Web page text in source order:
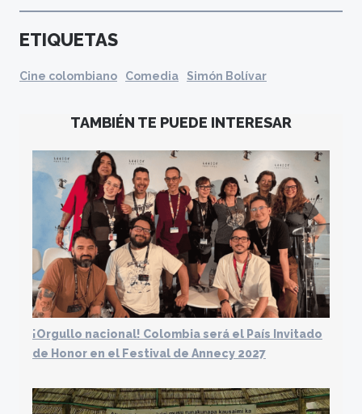
ETIQUETAS
Cine colombiano Comedia Simón Bolívar
TAMBIÉN TE PUEDE INTERESAR
¡Orgullo nacional! Colombia será el País Invitado
de Honor en el Festival de Annecy 2027